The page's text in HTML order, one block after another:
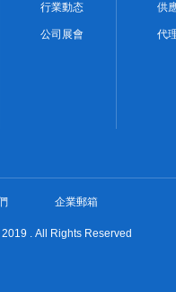
供
代
行業動态
公司展會
企業郵箱
. All Rights Reserved